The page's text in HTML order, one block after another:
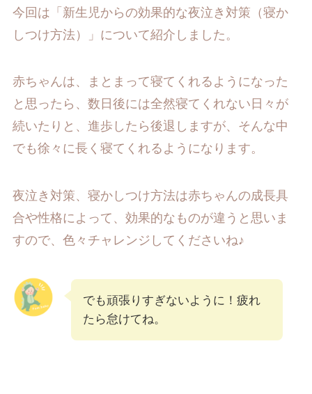
今回は「新生児からの効果的な夜泣き対策（寝か
しつけ方法）」について紹介しました。
赤ちゃんは、まとまって寝てくれるようになった
と思ったら、数日後には全然寝てくれない日々が
続いたりと、進歩したら後退しますが、そんな中
でも徐々に長く寝てくれるようになります。
夜泣き対策、寝かしつけ方法は赤ちゃんの成長具
合や性格によって、効果的なものが違うと思いま
すので、色々チャレンジしてくださいね♪
でも頑張りすぎないように！疲れ
たら怠けてね。